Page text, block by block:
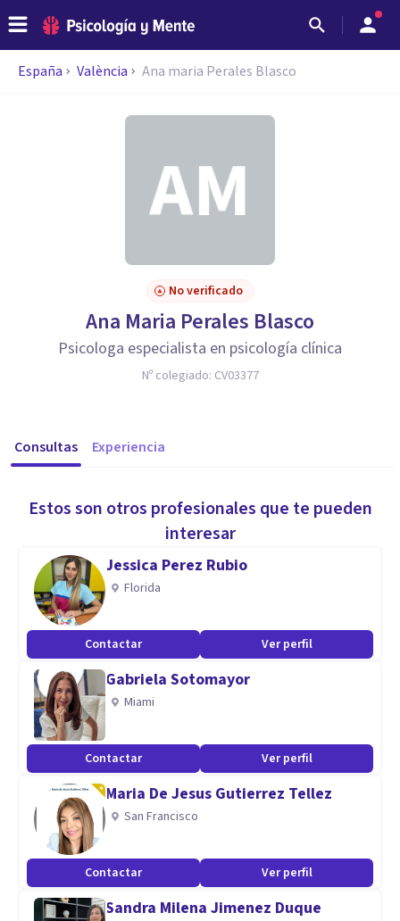
España València Ana maria Perales Blasco
No verificado
Ana Maria Perales Blasco
Psicologa especialista en psicología clínica
Nº colegiado: CV03377
Consultas Experiencia
Estos son otros profesionales que te pueden
interesar
Jessica Perez Rubio
Florida
Contactar Ver perfil
Gabriela Sotomayor
Miami
Contactar Ver perfil
Maria De Jesus Gutierrez Tellez
San Francisco
Contactar Ver perfil
Sandra Milena Jimenez Duque